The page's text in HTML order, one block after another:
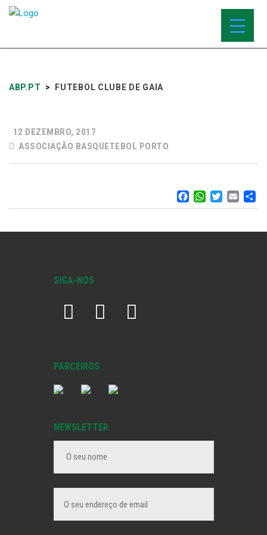
ABP.PT > FUTEBOL CLUBE DE GAIA
12 DEZEMBRO, 2017
ASSOCIAÇÃO BASQUETEBOL PORTO
SIGA-NOS
PARCEIROS
NEWSLETTER